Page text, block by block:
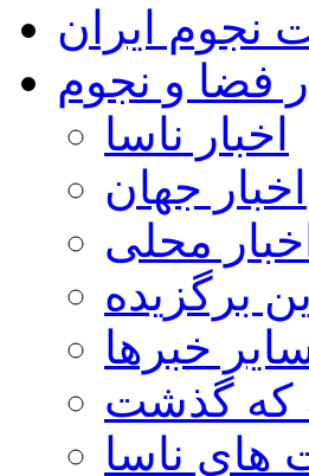
نجوم ایران
فضا و نجوم
اخبار ناسا
اخبار جهان
اخبار محلی
برگزیده
خبرها
که گذشت
های ناسا